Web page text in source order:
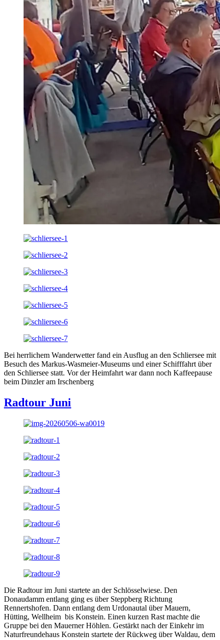
Bei herrlichem Wanderwetter fand ein Ausflug an den Schliersee mit
Besuch des Markus-Wasmeier-Museums und einer Schifffahrt über
den Schliersee statt. Vor der Heimfahrt war dann noch Kaffeepause
beim Dinzler am Irschenberg
Radtour Juni
Die Radtour im Juni startete an der Schlösselwiese. Den
Donaudamm entlang ging es über Steppberg Richtung
Rennertshofen. Dann entlang dem Urdonautal über Mauern,
Hütting, Wellheim bis Konstein. Einen kurzen Rast machte die
Gruppe bei den Mauerner Höhlen. Gestärkt nach der Einkehr im
Naturfreundehaus Konstein startete der Rückweg über Waldau, dem